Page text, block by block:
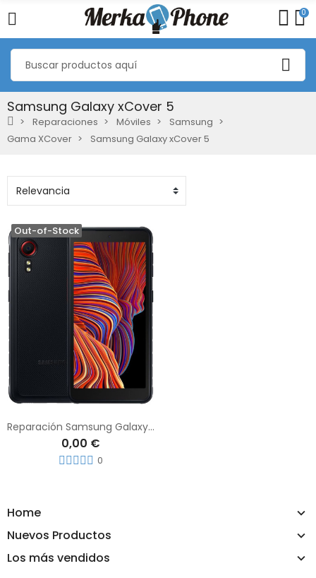
0
Samsung Galaxy xCover 5
Reparaciones Móviles
Samsung
Gama XCover
Samsung Galaxy xCover 5
Home
Nuevos Productos
Los más vendidos
Out-of-Stock
Reparación Samsung Galaxy xCover 5
0,00 €
0